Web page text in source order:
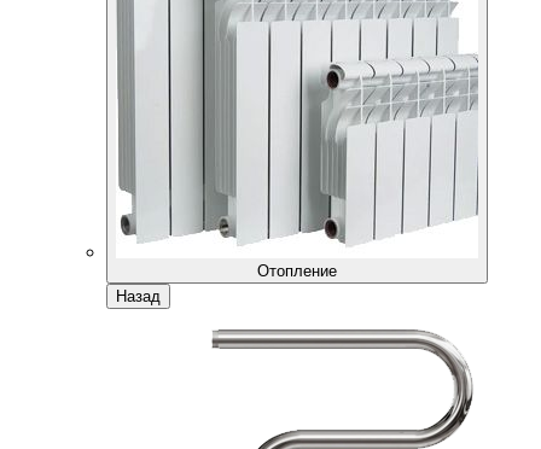
Отопление
Назад